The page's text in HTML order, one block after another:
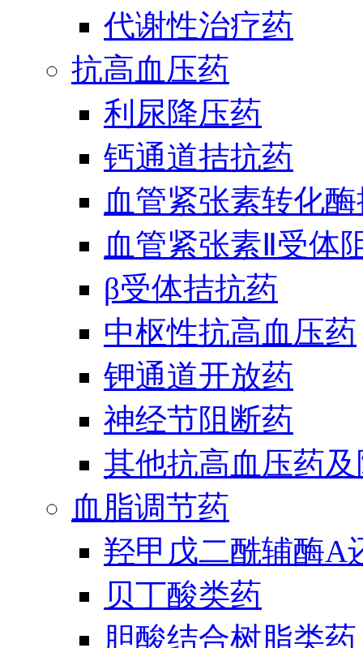
代谢性治疗药
抗高血压药
利尿降压药
钙通道拮抗药
血管紧张素转化
血管紧张素Ⅱ受体
β受体拮抗药
中枢性抗高血压药
钾通道开放药
神经节阻断药
其他抗高血压药
血脂调节药
羟甲戊二酰辅酶A
贝丁酸类药
胆酸结合树脂类药